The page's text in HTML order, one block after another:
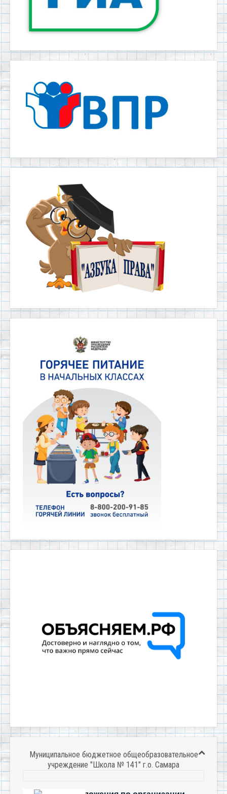
Муниципальное бюджетное общеобразовательное
учреждение "Школа № 141" г.о. Самара